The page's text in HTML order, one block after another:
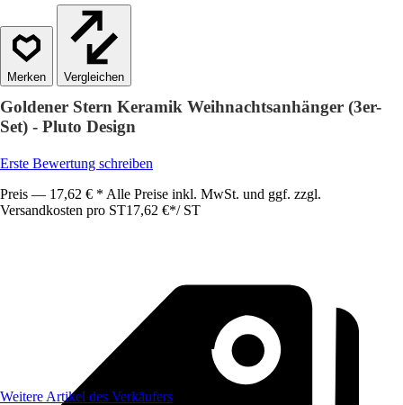
Vergleichen
Goldener Stern Keramik Weihnachtsanhänger (3er-
Set) - Pluto Design
Erste Bewertung schreiben
Preis — 17,62 € * Alle Preise inkl. MwSt. und ggf. zzgl.
Versandkosten pro ST17,62 €*/ ST
Weitere Artikel des Verkäufers